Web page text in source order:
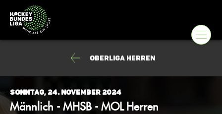
Oberliga Herren
Sonntag, 24. November 2024
Männlich - MHSB - MOL Herren